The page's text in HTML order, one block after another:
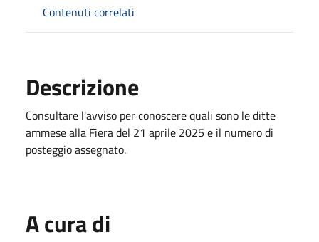
Contenuti correlati
Descrizione
Consultare l'avviso per conoscere quali sono le ditte
ammese alla Fiera del 21 aprile 2025 e il numero di
posteggio assegnato.
A cura di